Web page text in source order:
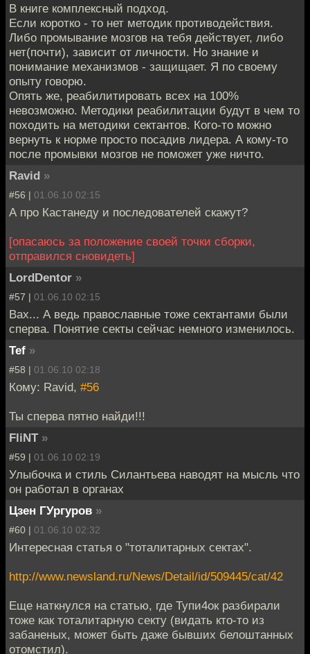
В книге комплексный подход.
Если коротко - то нет методик противодействия.
Либо промывание мозгов на тебя действует, либо
нет(почти), зависит от личности. Но знание и
понимание механизмов - защищает. Я по своему
опыту говорю.
Опять же, реабилитировать всех на 100%
невозможно. Методики реабилитации будут в чем то
походить на методики сектантов. Кого-то можно
вернуть к норме просто посадив лидера. А кому-то
после промывки мозгов не поможет уже ничто.
Ravid »
#56 | 01.06.10 02:15
А про Кастанеду и последователей скажут?
[опасаюсь за положение своей точки сборки,
отправился сновидеть]
LordDentor »
#57 | 01.06.10 02:15
Вах... А ведь православные тоже сектантами были
сперва. Понятие секты сейчас немного изменилось.
Tef »
#58 | 01.06.10 02:18
Кому: Ravid, #56
Ты сперва пятно найди!!!
FliNT »
#59 | 01.06.10 02:19
Улыбочка и стиль Силантьева наводят на мысль что
он работал в органах
Цзен ГУргуров »
#60 | 01.06.10 02:32
Интересная статья о "тоталитарных сектах".
http://www.newsland.ru/News/Detail/id/509445/cat/42
Еще наткнулся на статью, где Тупи4ок разбирали
тоже как тоталитарную секту (видать кто-то из
забаненых, может быть даже бывших белоштанных
отомстил).